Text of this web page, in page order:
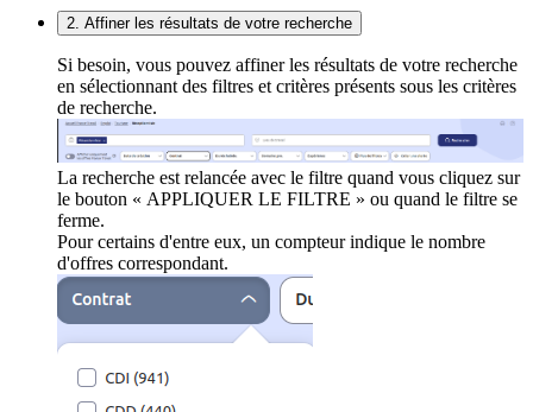
2. Affiner les résultats de votre recherche
Si besoin, vous pouvez affiner les résultats de votre recherche
en sélectionnant des filtres et critères présents sous les critères
de recherche.
La recherche est relancée avec le filtre quand vous cliquez sur
le bouton « APPLIQUER LE FILTRE » ou quand le filtre se
ferme.
Pour certains d'entre eux, un compteur indique le nombre
d'offres correspondant.